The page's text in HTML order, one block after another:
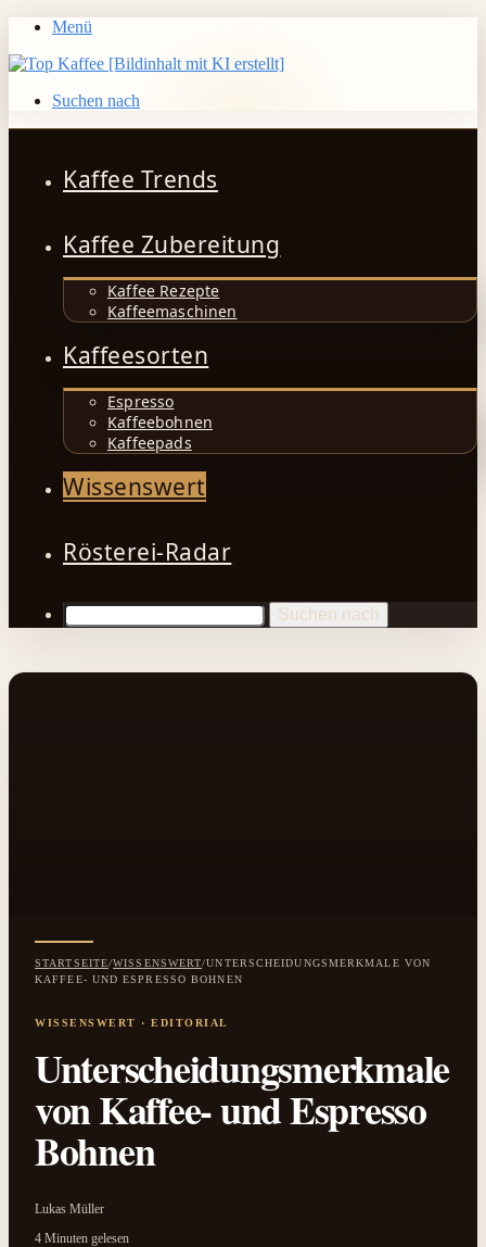
Menü
Suchen nach
Kaffee Trends
Kaffee Zubereitung
Kaffee Rezepte
Kaffeemaschinen
Kaffeesorten
Espresso
Kaffeebohnen
Kaffeepads
Wissenswert
Rösterei-Radar
Suchen nach
STARTSEITE/WISSENSWERT/UNTERSCHEIDUNGSMERKMALE VON
KAFFEE- UND ESPRESSO BOHNEN
Unterscheidungsmerkmale
von Kaffee- und Espresso
Bohnen
Lukas Müller
4 Minuten gelesen